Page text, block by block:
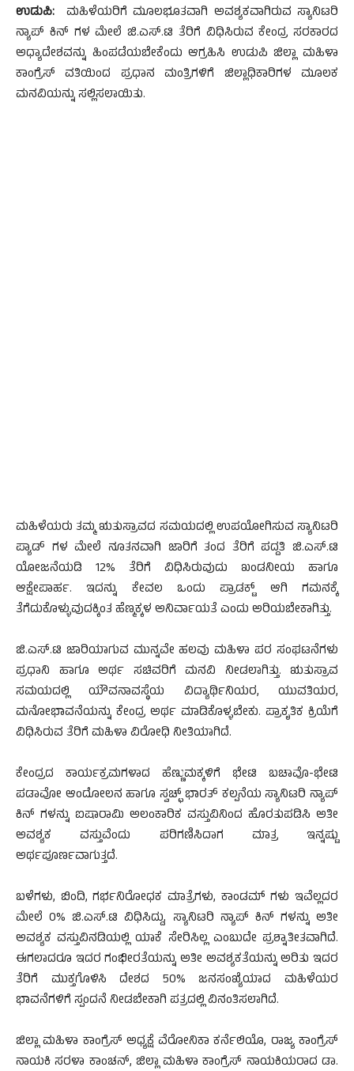
ಉಡುಪಿ: ಮಹಿಳೆಯರಿಗೆ ಮೂಲಭೂತವಾಗಿ ಅವಶ್ಯಕವಾಗಿರುವ ಸ್ಯಾನಿಟರಿ
ನ್ಯಾಪ್ ಕಿನ್ ಗಳ ಮೇಲೆ ಜಿ.ಎಸ್.ಟಿ ತೆರಿಗೆ ವಿಧಿಸಿರುವ ಕೇಂದ್ರ ಸರಕಾರದ
ಅಧ್ಯಾದೇಶವನ್ನು ಹಿಂಪಡೆಯಬೇಕೆಂದು ಆಗ್ರಹಿಸಿ ಉಡುಪಿ ಜಿಲ್ಲಾ ಮಹಿಳಾ
ಕಾಂಗ್ರೆಸ್ ವತಿಯಿಂದ ಪ್ರಧಾನ ಮಂತ್ರಿಗಳಿಗೆ ಜಿಲ್ಲಾಧಿಕಾರಿಗಳ ಮೂಲಕ
ಮನವಿಯನ್ನು ಸಲ್ಲಿಸಲಾಯಿತು.
ಮಹಿಳೆಯರು ತಮ್ಮ ಋತುಸ್ರಾವದ ಸಮಯದಲ್ಲಿ ಉಪಯೋಗಿಸುವ ಸ್ಯಾನಿಟರಿ
ಪ್ಯಾಡ್ ಗಳ ಮೇಲೆ ನೂತನವಾಗಿ ಜಾರಿಗೆ ತಂದ ತೆರಿಗೆ ಪದ್ದತಿ ಜಿ.ಎಸ್.ಟಿ
ಯೋಜನೆಯಡಿ 12% ತೆರಿಗೆ ವಿಧಿಸಿರುವುದು ಖಂಡನೀಯ ಹಾಗೂ
ಆಕ್ಷೇಪಾರ್ಹ. ಇದನ್ನು ಕೇವಲ ಒಂದು ಪ್ರಾಡಕ್ಟ್ ಆಗಿ ಗಮನಕ್ಕೆ
ತೆಗೆದುಕೊಳ್ಳುವುದಕ್ಕಿಂತ ಹೆಣ್ಮಕ್ಕಳ ಅನಿರ್ವಾಯತೆ ಎಂದು ಅರಿಯಬೇಕಾಗಿತ್ತು.
ಜಿ.ಎಸ್.ಟಿ ಜಾರಿಯಾಗುವ ಮುನ್ನವೇ ಹಲವು ಮಹಿಳಾ ಪರ ಸಂಘಟನೆಗಳು
ಪ್ರಧಾನಿ ಹಾಗೂ ಅರ್ಥ ಸಚಿವರಿಗೆ ಮನವಿ ನೀಡಲಾಗಿತ್ತು. ಋತುಸ್ರಾವ
ಸಮಯದಲ್ಲಿ ಯೌವನಾವಸ್ಥೆಯ ವಿದ್ಯಾರ್ಥಿನಿಯರ, ಯುವತಿಯರ,
ಮನೋಭಾವನೆಯನ್ನು ಕೇಂದ್ರ ಅರ್ಥ ಮಾಡಿಕೊಳ್ಳಬೇಕು. ಪ್ರಾಕೃತಿಕ ಕ್ರಿಯೆಗೆ
ವಿಧಿಸಿರುವ ತೆರಿಗೆ ಮಹಿಳಾ ವಿರೋಧಿ ನೀತಿಯಾಗಿದೆ.
ಕೇಂದ್ರದ ಕಾರ್ಯಕ್ರಮಗಳಾದ ಹೆಣ್ಣುಮಕ್ಕಳಿಗೆ ಭೇಟಿ ಬಚಾವೊ-ಭೇಟಿ
ಪಡಾವೋ ಆಂದೋಲನ ಹಾಗೂ ಸ್ವಚ್ಛ್ ಭಾರತ್ ಕಲ್ಪನೆಯ ಸ್ಯಾನಿಟರಿ ನ್ಯಾಪ್
ಕಿನ್ ಗಳನ್ನು ಐಷಾರಾಮಿ ಅಲಂಕಾರಿಕ ವಸ್ತುವಿನಿಂದ ಹೊರತುಪಡಿಸಿ ಅತೀ
ಅವಶ್ಯಕ ವಸ್ತುವೆಂದು ಪರಿಗಣಿಸಿದಾಗ ಮಾತ್ರ ಇನ್ನಷ್ಟು
ಅರ್ಥಪೂರ್ಣವಾಗುತ್ತದೆ.
ಬಳೆಗಳು, ಬಿಂದಿ, ಗರ್ಭನಿರೋಧಕ ಮಾತ್ರೆಗಳು, ಕಾಂಡಮ್ ಗಳು ಇವೆಲ್ಲದರ
ಮೇಲೆ 0% ಜಿ.ಎಸ್.ಟಿ ವಿಧಿಸಿದ್ದು, ಸ್ಯಾನಿಟರಿ ನ್ಯಾಪ್ ಕಿನ್ ಗಳನ್ನು ಅತೀ
ಅವಶ್ಯಕ ವಸ್ತುವಿನಡಿಯಲ್ಲಿ ಯಾಕೆ ಸೇರಿಸಿಲ್ಲ ಎಂಬುದೇ ಪ್ರಶ್ನಾತೀತವಾಗಿದೆ.
ಈಗಲಾದರೂ ಇದರ ಗಂಭೀರತೆಯನ್ನು ಅತೀ ಅವಶ್ಯಕತೆಯನ್ನು ಅರಿತು ಇದರ
ತೆರಿಗೆ ಮುಕ್ತಗೊಳಿಸಿ ದೇಶದ 50% ಜನಸಂಖ್ಯೆಯಾದ ಮಹಿಳೆಯರ
ಭಾವನೆಗಳಿಗೆ ಸ್ಪಂದನೆ ನೀಡಬೇಕಾಗಿ ಪತ್ರದಲ್ಲಿ ವಿನಂತಿಸಲಾಗಿದೆ.
ಜಿಲ್ಲಾ ಮಹಿಳಾ ಕಾಂಗ್ರೆಸ್ ಅಧ್ಯಕ್ಷೆ ವೆರೋನಿಕಾ ಕರ್ನೆಲಿಯೊ, ರಾಜ್ಯ ಕಾಂಗ್ರೆಸ್
ನಾಯಕಿ ಸರಳಾ ಕಾಂಚನ್, ಜಿಲ್ಲಾ ಮಹಿಳಾ ಕಾಂಗ್ರೆಸ್ ನಾಯಕಿಯರಾದ ಡಾ.